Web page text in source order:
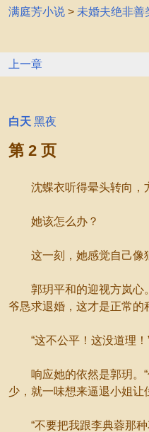
满庭芳小说 > 未婚夫绝非善
上一章
白天 黑夜
第 2 页
沈蝶衣听得晕头转向，方
她该怎么办？
这一刻，她感觉自己像狼
郭玥平和的迎视方岚心。
爷恳求退婚，这才是正常
“这不公平！这没道理！”
响应她的依然是郭玥。“
少，就一味想来逼退小姐让
“不要把我跟李典蓉那种